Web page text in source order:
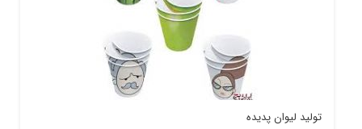
تولید لیوان پدیده